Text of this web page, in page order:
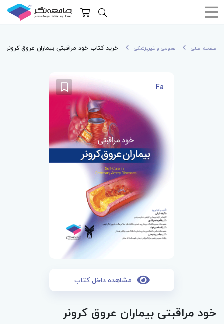
صفحه اصلی عمومی و غیرپزشکی خرید کتاب خود مراقبتی بیماران عروق کرونر
Fa
مشاهده داخل کتاب
خود مراقبتی بیماران عروق کرونر